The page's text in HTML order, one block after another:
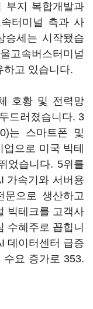
부지 복합개발과
터미널 측과 사
승세는 시작됐습
고속버스터미널
하고 있습니다.
호황 및 전력망
드러졌습니다. 3
는 스마트폰 및
으로 미국 빅테
었습니다. 5위를
가속기와 서버용
문으로 생산하고
빅테크를 고객사
수혜주로 꼽힙니
데이터센터 급증
수요 증가로 353.